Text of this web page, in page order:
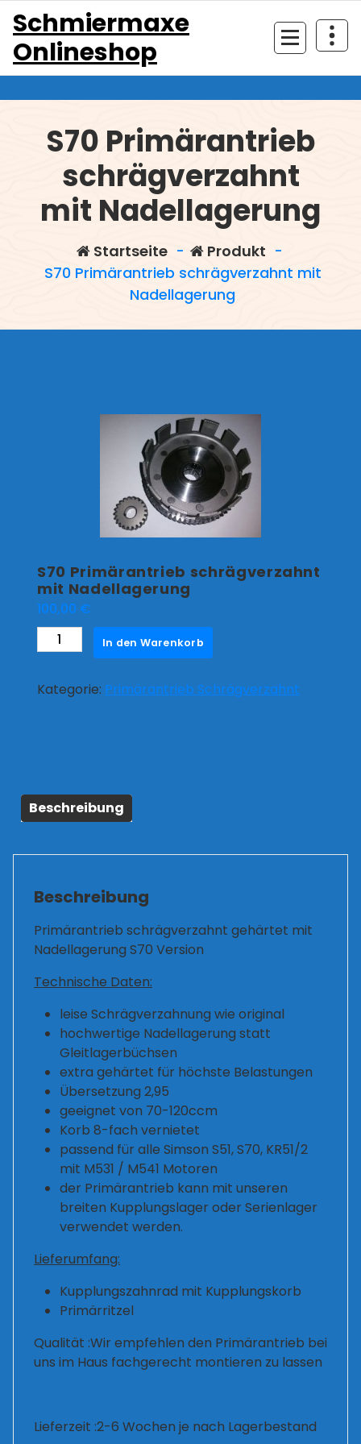
Inhalt
springen
Schmiermaxe
Onlineshop
S70 Primärantrieb
schrägverzahnt
mit Nadellagerung
Startseite- Produkt -
S70 Primärantrieb schrägverzahnt mit
Nadellagerung
S70 Primärantrieb schrägverzahnt
mit Nadellagerung
100,00 €
S70
Primärantrieb
mit
In den Warenkorb
Kategorie: Primärantrieb Schrägverzahnt
Beschreibung
Beschreibung
Primärantrieb schrägverzahnt gehärtet mit
Nadellagerung S70 Version
Technische Daten:
leise Schrägverzahnung wie original
hochwertige Nadellagerung statt
Gleitlagerbüchsen
extra gehärtet für höchste Belastungen
Übersetzung 2,95
geeignet von 70-120ccm
Korb 8-fach vernietet
passend für alle Simson S51, S70, KR51/2
mit M531 / M541 Motoren
der Primärantrieb kann mit unseren
breiten Kupplungslager oder Serienlager
verwendet werden.
Lieferumfang:
Kupplungszahnrad mit Kupplungskorb
Primärritzel
Qualität :Wir empfehlen den Primärantrieb bei
uns im Haus fachgerecht montieren zu lassen
Lieferzeit :2-6 Wochen je nach Lagerbestand